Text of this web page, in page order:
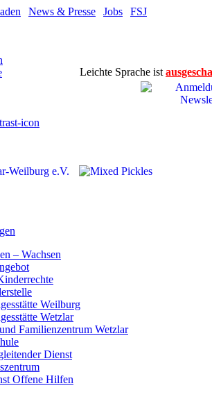
News & Presse Jobs FSJ
Leichte Sprache ist
– Wachsen
Weilburg
Wetzlar
Familienzentrum Wetzlar
Dienst
Offene Hilfen